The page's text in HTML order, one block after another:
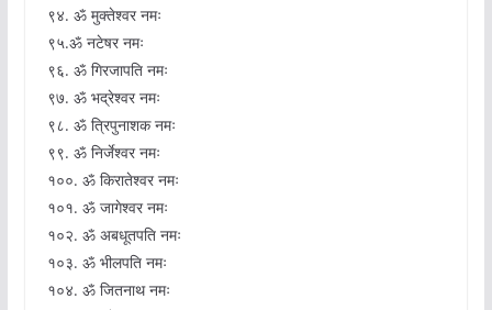
९४. ॐ मुक्तेश्वर नमः
९५.ॐ नटेषर नमः
९६. ॐ गिरजापति नमः
९७. ॐ भद्रेश्वर नमः
९८. ॐ त्रिपुनाशक नमः
९९. ॐ निर्जेश्वर नमः
१००. ॐ किरातेश्वर नमः
१०१. ॐ जागेश्वर नमः
१०२. ॐ अबधूतपति नमः
१०३. ॐ भीलपति नमः
१०४. ॐ जितनाथ नमः